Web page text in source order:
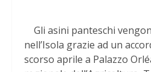
Gli asini panteschi
nell’Isola grazie ad un
scorso aprile a Palazzo